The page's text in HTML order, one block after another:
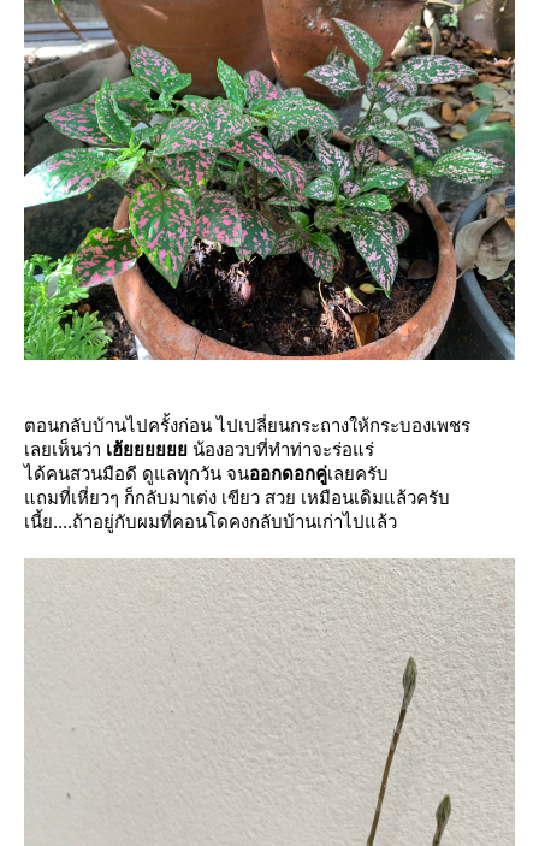
ตอนกลับบ้านไปครั้งก่อน ไปเปลี่ยนกระถางให้กระบองเพชร
เลยเห็นว่า เฮ้ น้องอวบที่ทำท่าจะร่อแร่
ได้คนสวนมือดี ดูแลทุกวัน จนออกดอกคู่เลยครับ
ถมที่เหี่ยวๆ ก็กลับมาเต่ง เขียว สวย เหมือนเดิมแล้วครับ
เนี้ย....ถ้าอยู่กับผมที่คอนโดคงกลับบ้านเก่าไปแล้ว